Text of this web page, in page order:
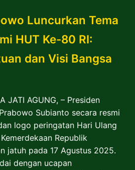
Luncurkan Tema
HUT Ke-80 RI:
dan Visi Bangsa
JATI AGUNG, – Presiden
Subianto secara resmi
logo peringatan Hari Ulang
Republik
jatuh pada 17 Agustus 2025.
dengan ucapan